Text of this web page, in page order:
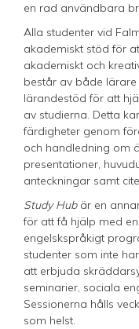
en rad användbara
Alla studenter vid
akademiskt stöd för
akademiskt och
består av både
lärandestöd för att
av studierna. Detta
färdigheter genom
och handledning om
presentationer,
anteckningar samt
Study Hubär en
för att få hjälp med
engelskspråkigt
studenter som inte
att erbjuda
seminarier, sociala
Sessionerna hålls
som helst.